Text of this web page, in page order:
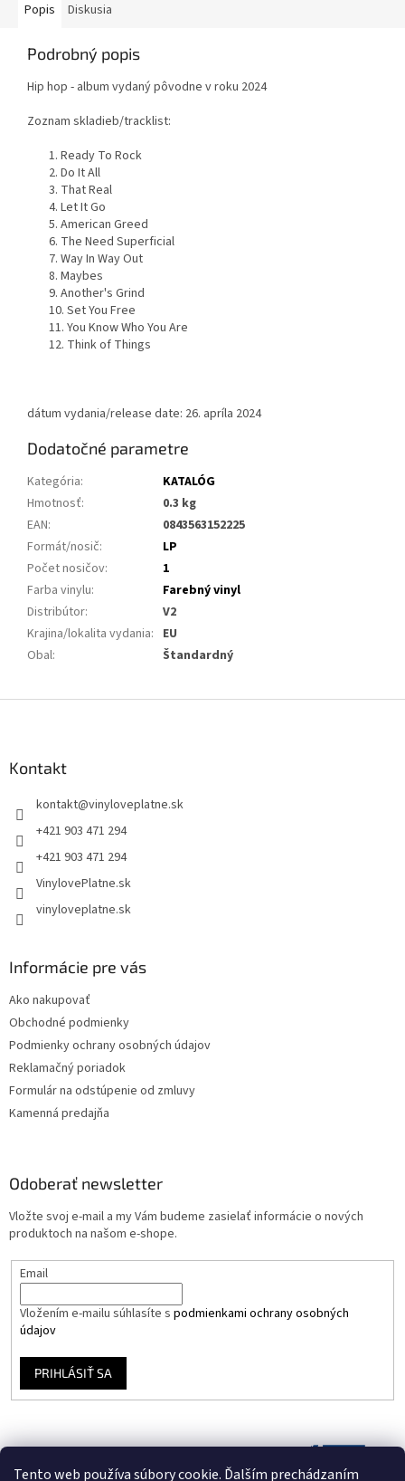
Tento web používa súbory cookie. Ďalším prechádzaním
Popis Diskusia
Podrobný popis
Hip hop - album vydaný pôvodne v roku 2024
Zoznam skladieb/tracklist:
1. Ready To Rock
2. Do It All
3. That Real
4. Let It Go
5. American Greed
6. The Need Superficial
7. Way In Way Out
8. Maybes
9. Another's Grind
10. Set You Free
11. You Know Who You Are
12. Think of Things
dátum vydania/release date: 26. apríla 2024
Dodatočné parametre
Kategória:
KATALÓG
Hmotnosť:
0.3 kg
EAN:
0843563152225
Formát/nosič:
LP
Počet nosičov:
1
Farba vinylu:
Farebný vinyl
Distribútor:
V2
Krajina/lokalita vydania: EU
Obal: Štandardný
Kontakt
kontakt@vinyloveplatne.sk
+421 903 471 294
+421 903 471 294
VinylovePlatne.sk
vinyloveplatne.sk
Informácie pre vás
Ako nakupovať
Obchodné podmienky
Podmienky ochrany osobných údajov
Reklamačný poriadok
Formulár na odstúpenie od zmluvy
Kamenná predajňa
Odoberať newsletter
Vložte svoj e-mail a my Vám budeme zasielať informácie o nových
produktoch na našom e-shope.
Email
Vložením e-mailu súhlasíte s podmienkami ochrany osobných
údajov
PRIHLÁSIŤ SA